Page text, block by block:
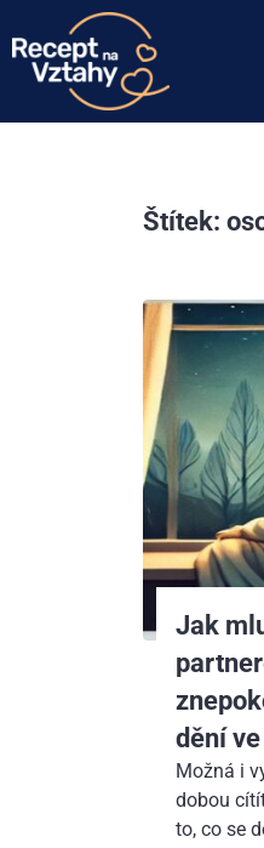
Štítek:
Jak
dění
Možná i
dobou
to, co se